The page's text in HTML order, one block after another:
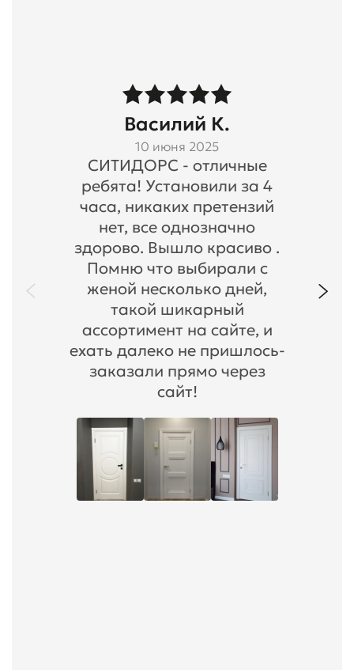
Василий К.
10 июня 2025
СИТИДОРС - отличные
ребята! Установили за 4
часа, никаких претензий
нет, все однозначно
здорово. Вышло красиво .
Помню что выбирали с
женой несколько дней,
такой шикарный
ассортимент на сайте, и
ехать далеко не пришлось-
заказали прямо через
сайт!